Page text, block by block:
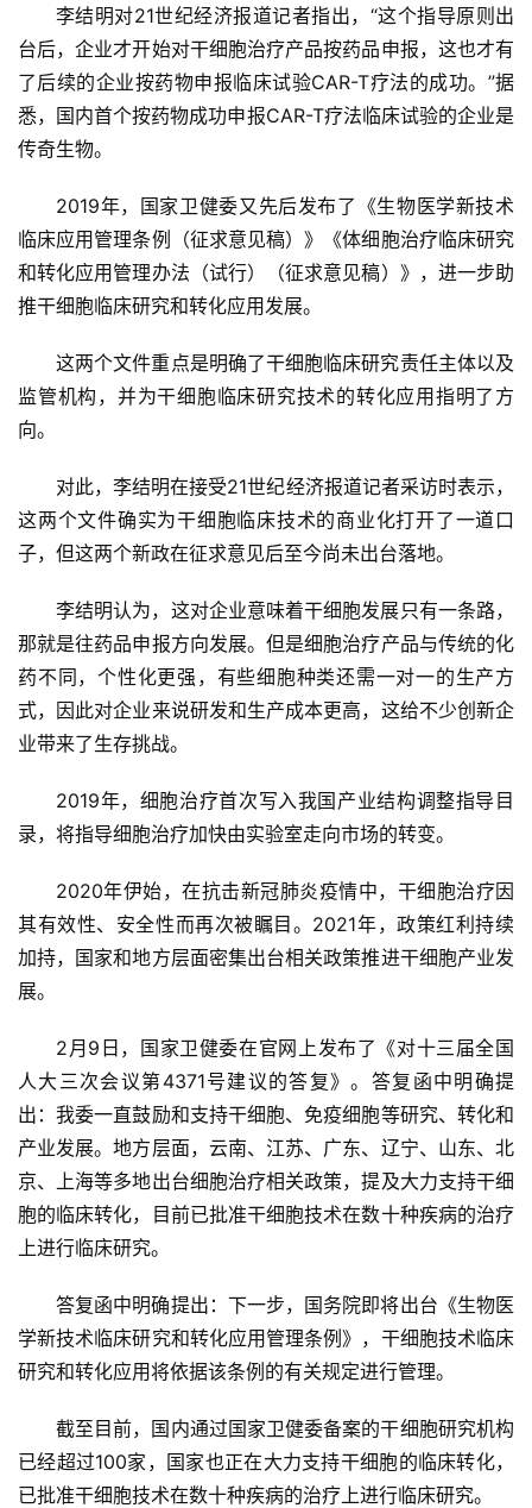
李结明对21世纪经济报道记者指出，“这个指导原则出
台后，企业才开始对干细胞治疗产品按药品申报，这也才有
了后续的企业按药物申报临床试验CAR-T疗法的成功。”据
悉，国内首个按药物成功申报CAR-T疗法临床试验的企业是
传奇生物。
2019年，国家卫健委又先后发布了《生物医学新技术
临床应用管理条例（征求意见稿）》《体细胞治疗临床研究
和转化应用管理办法（试行）（征求意见稿）》，进一步助
推干细胞临床研究和转化应用发展。
这两个文件重点是明确了干细胞临床研究责任主体以及
监管机构，并为干细胞临床研究技术的转化应用指明了方
向。
对此，李结明在接受21世纪经济报道记者采访时表示，
这两个文件确实为干细胞临床技术的商业化打开了一道口
子，但这两个新政在征求意见后至今尚未出台落地。
李结明认为，这对企业意味着干细胞发展只有一条路，
那就是往药品申报方向发展。但是细胞治疗产品与传统的化
药不同，个性化更强，有些细胞种类还需一对一的生产方
式，因此对企业来说研发和生产成本更高，这给不少创新企
业带来了生存挑战。
2019年，细胞治疗首次写入我国产业结构调整指导目
录，将指导细胞治疗加快由实验室走向市场的转变。
2020年伊始，在抗击新冠肺炎疫情中，干细胞治疗因
其有效性、安全性而再次被瞩目。2021年，政策红利持续
加持，国家和地方层面密集出台相关政策推进干细胞产业发
展。
2月9日，国家卫健委在官网上发布了《对十三届全国
人大三次会议第4371号建议的答复》。答复函中明确提
出：我委一直鼓励和支持干细胞、免疫细胞等研究、转化和
产业发展。地方层面，云南、江苏、广东、辽宁、山东、北
京、上海等多地出台细胞治疗相关政策，提及大力支持干细
胞的临床转化，目前已批准干细胞技术在数十种疾病的治疗
上进行临床研究。
答复函中明确提出：下一步，国务院即将出台《生物医
学新技术临床研究和转化应用管理条例》，干细胞技术临床
研究和转化应用将依据该条例的有关规定进行管理。
截至目前，国内通过国家卫健委备案的干细胞研究机构
已经超过100家，国家也正在大力支持干细胞的临床转化，
已批准干细胞技术在数十种疾病的治疗上进行临床研究。